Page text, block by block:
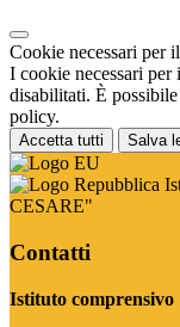
Cookie necessari per
I cookie necessari per
disabilitati. È
policy.
Accetta tutti Salva
CESARE"
Contatti
Istituto